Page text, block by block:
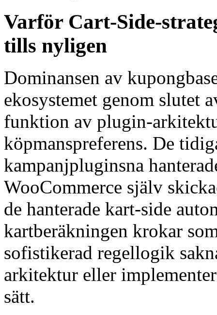
Varför Cart-Side-
tills nyligen
Dominansen av
ekosystemet genom slutet
funktion av plugin-
köpmanspreferens. De
kampanjpluginsna
WooCommerce själv
de hanterade kart-side
kartberäkningen krokar
sofistikerad regellogik
arkitektur eller
sätt.